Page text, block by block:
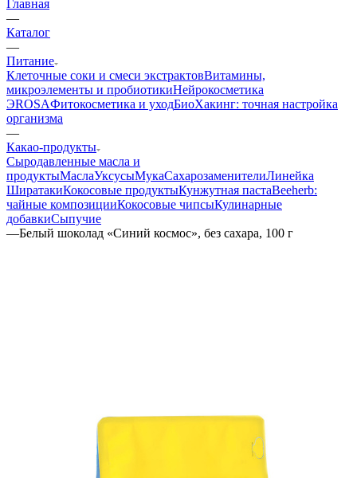
Главная
—
Каталог
—
Питание
Клеточные соки и смеси экстрактовВитамины,
микроэлементы и пробиотикиНейрокосметика
ЭROSAФитокосметика и уходБиоХакинг: точная настройка
организма
—
Какао-продукты
Сыродавленные масла и
продуктыМаслаУксусыМукаСахарозаменителиЛинейка
ШиратакиКокосовые продуктыКунжутная пастаBeeherb:
чайные композицииКокосовые чипсыКулинарные
добавкиСыпучие
—Белый шоколад «Синий космос», без сахара, 100 г